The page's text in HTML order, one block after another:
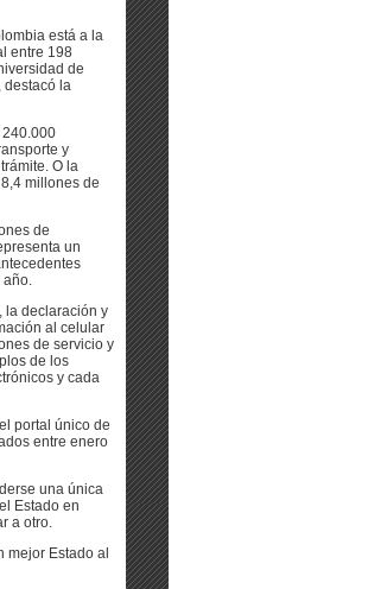
está a la
entre 198
de
destacó la
y
O la
millones de
de
un
año.
la declaración y
al celular
de servicio y
de los
y cada
portal único de
entre enero
una única
Estado en
a otro.
mejor Estado al